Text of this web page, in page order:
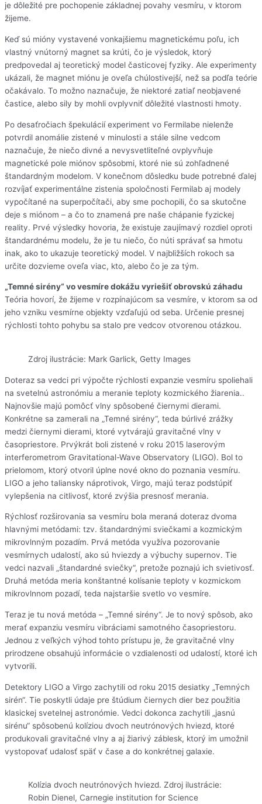
je dôležité pre pochopenie základnej povahy vesmíru, v ktorom
žijeme.
Keď sú mióny vystavené vonkajšiemu magnetickému poľu, ich
vlastný vnútorný magnet sa krúti, čo je výsledok, ktorý
predpovedal aj teoretický model časticovej fyziky. Ale experimenty
ukázali, že magnet miónu je oveľa chúlostivejší, než sa podľa teórie
očakávalo. To možno naznačuje, že niektoré zatiaľ neobjavené
častice, alebo sily by mohli ovplyvniť dôležité vlastnosti hmoty.
Po desaťročiach špekulácií experiment vo Fermilabe nielenže
potvrdil anomálie zistené v minulosti a stále silne vedcom
naznačuje, že niečo divné a nevysvetliteľné ovplyvňuje
magnetické pole miónov spôsobmi, ktoré nie sú zohľadnené
štandardným modelom. V konečnom dôsledku bude potrebné ďalej
rozvíjať experimentálne zistenia spoločnosti Fermilab aj modely
vypočítané na superpočítači, aby sme pochopili, čo sa skutočne
deje s miónom – a čo to znamená pre naše chápanie fyzickej
reality. Prvé výsledky hovoria, že existuje zaujímavý rozdiel oproti
štandardnému modelu, že je tu niečo, čo núti správať sa hmotu
inak, ako to ukazuje teoretický model. V najbližších rokoch sa
určite dozvieme oveľa viac, kto, alebo čo je za tým.
„Temné sirény“ vo vesmíre dokážu vyriešiť obrovskú záhadu
Teória hovorí, že žijeme v rozpínajúcom sa vesmíre, v ktorom sa od
jeho vzniku vesmírne objekty vzďaľujú od seba. Určenie presnej
rýchlosti tohto pohybu sa stalo pre vedcov otvorenou otázkou.
Zdroj ilustrácie: Mark Garlick, Getty Images
Doteraz sa vedci pri výpočte rýchlosti expanzie vesmíru spoliehali
na svetelnú astronómiu a meranie teploty kozmického žiarenia..
Najnovšie majú pomôcť vlny spôsobené čiernymi dierami.
Konkrétne sa zamerali na „Temné sirény“, teda búrlivé zrážky
medzi čiernymi dierami, ktoré vytvárajú gravitačné vlny v
časopriestore. Prvýkrát boli zistené v roku 2015 laserovým
interferometrom Gravitational-Wave Observatory (LIGO). Bol to
prielomom, ktorý otvoril úplne nové okno do poznania vesmíru.
LIGO a jeho taliansky náprotivok, Virgo, majú teraz podstúpiť
vylepšenia na citlivosť, ktoré zvýšia presnosť merania.
Rýchlosť rozširovania sa vesmíru bola meraná doteraz dvoma
hlavnými metódami: tzv. štandardnými sviečkami a kozmickým
mikrovlnným pozadím. Prvá metóda využíva pozorovanie
vesmírnych udalostí, ako sú hviezdy a výbuchy supernov. Tie
vedci nazvali „štandardné sviečky“, pretože poznajú ich svietivosť.
Druhá metóda meria konštantné kolísanie teploty v kozmickom
mikrovlnnom pozadí, teda najstaršie svetlo vo vesmíre.
Teraz je tu nová metóda – „Temné sirény“. Je to nový spôsob, ako
merať expanziu vesmíru vibráciami samotného časopriestoru.
Jednou z veľkých výhod tohto prístupu je, že gravitačné vlny
prirodzene obsahujú informácie o vzdialenosti od udalostí, ktoré ich
vytvorili.
Detektory LIGO a Virgo zachytili od roku 2015 desiatky „Temných
sirén“. Tie poskytli údaje pre štúdium čiernych dier bez použitia
klasickej svetelnej astronómie. Vedci dokonca zachytili „jasnú
sirénu“ spôsobenú kolíziou dvoch neutrónových hviezd, ktoré
produkovali gravitačné vlny a aj žiarivý záblesk, ktorý im umožnil
vystopovať udalosť späť v čase a do konkrétnej galaxie.
Kolízia dvoch neutrónových hviezd. Zdroj ilustrácie:
Robin Dienel, Carnegie institution for Science